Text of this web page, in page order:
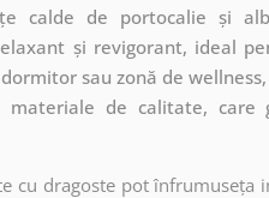
calde de portocalie și
și revigorant, ideal
sau zonă de
materiale de calitate,
cu dragoste pot